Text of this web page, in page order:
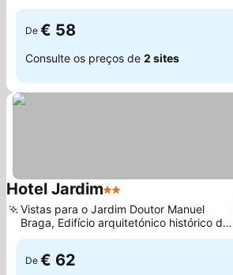
De € 58
Consulte os preços de 2 sites
Hotel Jardim2 Estrelas
Vistas para o Jardim Doutor Manuel
Braga, Edifício arquitetónico histórico de
1902
De € 62